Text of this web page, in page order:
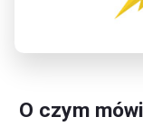
O czym